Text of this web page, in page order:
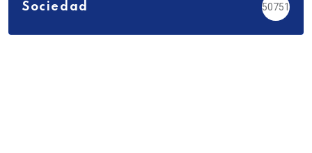
Sociedad 50751